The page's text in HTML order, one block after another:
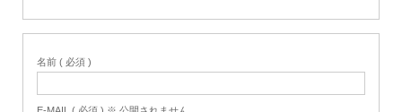
名前 ( 必須 )
Home Share Search Contact